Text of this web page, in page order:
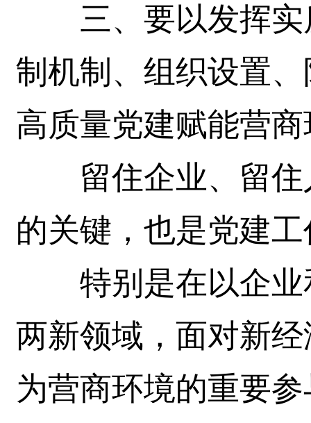
三、要以发挥实
制机制、组织设置
高质量党建赋能营
留住企业、留住
的关键，也是党建
特别是在以企业
两新领域，面对新
为营商环境的重要